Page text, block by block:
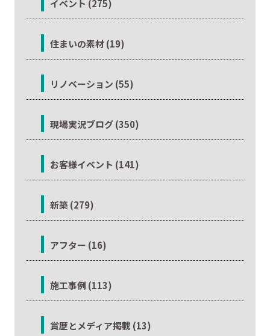
イベント (275)
住まいの素材 (19)
リノベーション (55)
現場実況ブログ (350)
お客様イベント (141)
新築 (279)
アフター (16)
施工事例 (113)
賞歴とメディア掲載 (13)